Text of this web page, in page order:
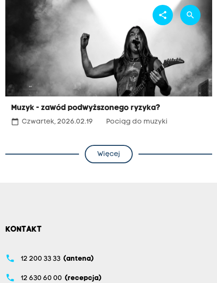
Muzyk - zawód podwyższonego ryzyka?
calendar_today Czwartek, 2026.02.19 Pociąg do muzyki
share search
Więcej
KONTAKT
phone 12 200 33 33 (antena)
phone 12 630 60 00 (recepcja)